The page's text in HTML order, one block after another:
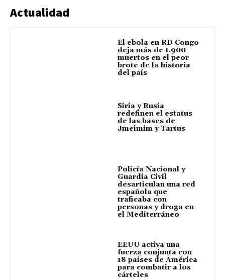
Actualidad
El ebola en RD Congo
deja más de 1.900
muertos en el peor
brote de la historia
del país
Siria y Rusia
redefinen el estatus
de las bases de
Jmeimim y Tartus
Policía Nacional y
Guardia Civil
desarticulan una red
española que
traficaba con
personas y droga en
el Mediterráneo
EEUU activa una
fuerza conjunta con
18 países de América
para combatir a los
cárteles